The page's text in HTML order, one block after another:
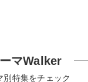
マWalker
別特集をチェック